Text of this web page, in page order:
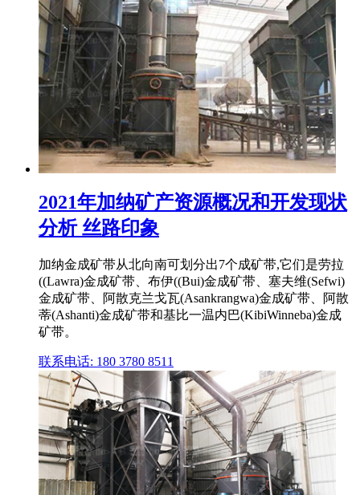
2021年加纳矿产资源概况和开发现状
分析 丝路印象
加纳金成矿带从北向南可划分出7个成矿带,它们是劳拉
((Lawra)金成矿带、布伊((Bui)金成矿带、塞夫维(Sefwi)
金成矿带、阿散克兰戈瓦(Asankrangwa)金成矿带、阿散
蒂(Ashanti)金成矿带和基比一温内巴(KibiWinneba)金成
矿带。
联系电话: 180 3780 8511